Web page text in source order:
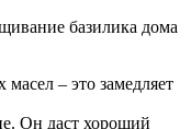
базилика дома
– это замедляет
Он даст хороший